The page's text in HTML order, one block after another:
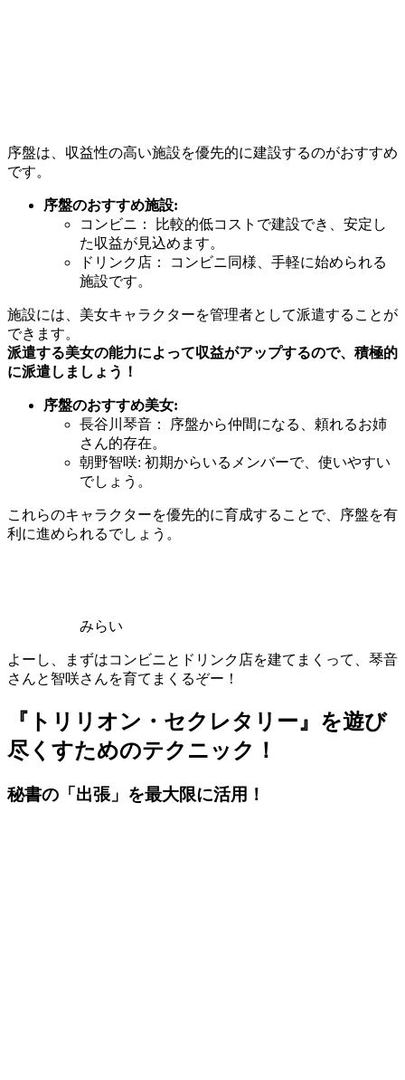
序盤は、収益性の高い施設を優先的に建設するのがおすすめ
です。
序盤のおすすめ施設:
コンビニ： 比較的低コストで建設でき、安定し
た収益が見込めます。
ドリンク店： コンビニ同様、手軽に始められる
施設です。
施設には、美女キャラクターを管理者として派遣することが
できます。
派遣する美女の能力によって収益がアップするので、積極的
に派遣しましょう！
序盤のおすすめ美女:
長谷川琴音： 序盤から仲間になる、頼れるお姉
さん的存在。
朝野智咲: 初期からいるメンバーで、使いやすい
でしょう。
これらのキャラクターを優先的に育成することで、序盤を有
利に進められるでしょう。
みらい
よーし、まずはコンビニとドリンク店を建てまくって、琴音
さんと智咲さんを育てまくるぞー！
『トリリオン・セクレタリー』を遊び
尽くすためのテクニック！
秘書の「出張」を最大限に活用！